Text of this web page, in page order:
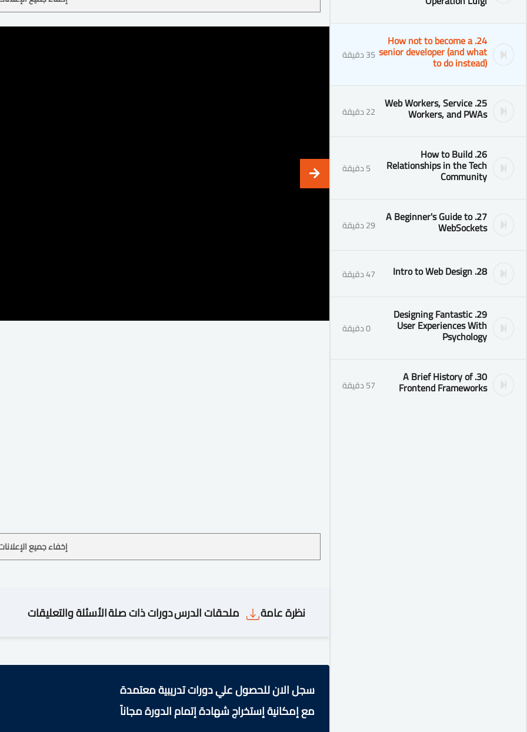
24. How not to become a
senior developer (and what
to do instead) 35 دقيقة
25. Web Workers, Service
Workers, and PWAs 22 دقيقة
26. How to Build
Relationships in the Tech
Community 5 دقيقة
27. A Beginner's Guide to
WebSockets 29 دقيقة
28. Intro to Web Design 47 دقيقة
29. Designing Fantastic
User Experiences With
Psychology 0 دقيقة
30. A Brief History of
Frontend Frameworks 57 دقيقة
إخفاء جميع
نظرة عامة ملحقات الدرسدورات ذات صلةالأسئلة والتعليقات
سجل الان للحصول علي دورات تدريبية معتمدة
مع إمكانية إستخراج شهادة إتمام الدورة مجاناً